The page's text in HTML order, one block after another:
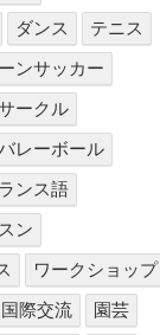
ダンス
テニス
ンサッカー
ークル
レーボール
ンス語
ン
ワークショップ
国際交流
園芸